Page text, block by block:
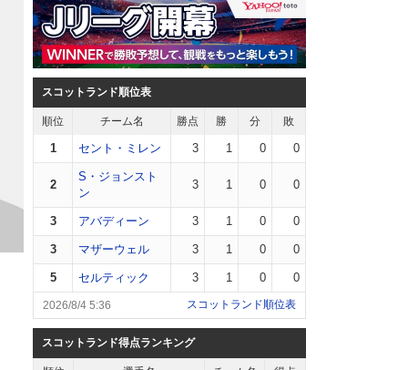
スコットランド順位表
順位 チーム名 勝点 勝 分 敗
1 セント・ミレン 3 1 0 0
2
S・ジョンスト
ン
3 1 0 0
3 アバディーン 3 1 0 0
3 マザーウェル 3 1 0 0
5 セルティック 3 1 0 0
2026/8/4 5:36 スコットランド順位表
スコットランド得点ランキング